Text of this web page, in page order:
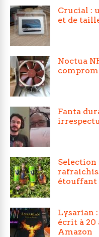
Crucial :
et de
Noctua
Fanta
Selection
étouffant
Lysarian
écrit à 20
Amazon